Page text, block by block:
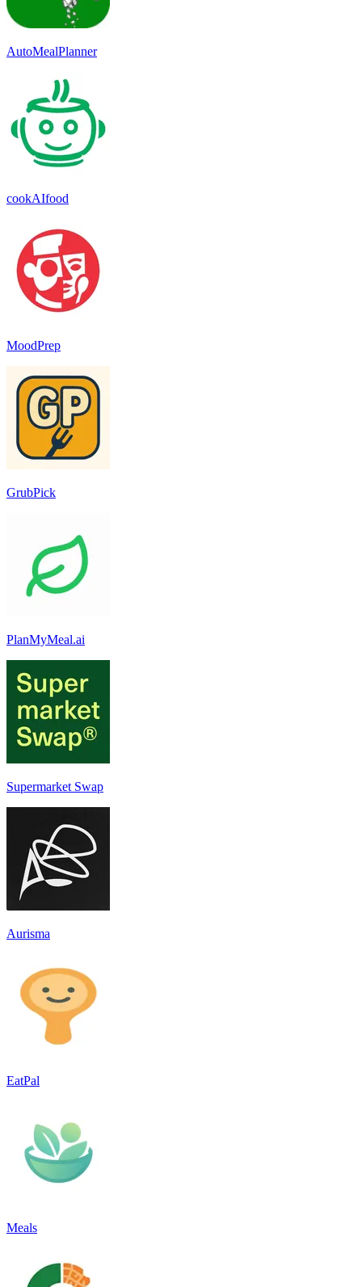
AutoMealPlanner
cookAIfood
MoodPrep
GrubPick
PlanMyMeal.ai
Supermarket Swap
Aurisma
EatPal
Meals